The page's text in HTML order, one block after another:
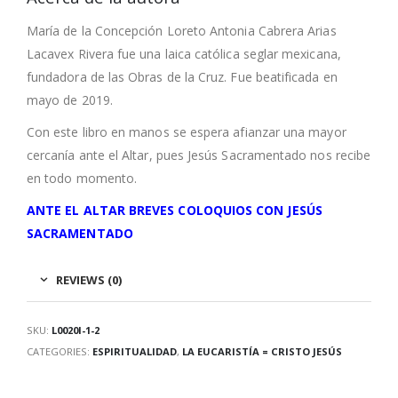
María de la Concepción Loreto Antonia Cabrera Arias
Lacavex Rivera fue una laica católica seglar mexicana,
fundadora de las Obras de la Cruz. Fue beatificada en
mayo de 2019.
Con este libro en manos se espera afianzar una mayor
cercanía ante el Altar, pues Jesús Sacramentado nos recibe
en todo momento.
ANTE EL ALTAR BREVES COLOQUIOS CON JESÚS
SACRAMENTADO
REVIEWS (0)
SKU: L0020I-1-2
CATEGORIES: ESPIRITUALIDAD, LA EUCARISTÍA = CRISTO JESÚS